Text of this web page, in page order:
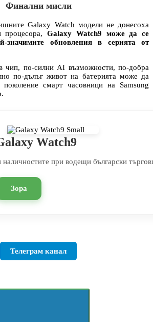
Финални мисли
Galaxy Watch модели не донесоха
Galaxy Watch9 може да се
значимите обновления в серията от
чип, по-силни AI възможности, по-добра
по-дълъг живот на батерията може да
поколение смарт часовници на Samsung
Watch9
при водещи български
Зора
Телеграм канал